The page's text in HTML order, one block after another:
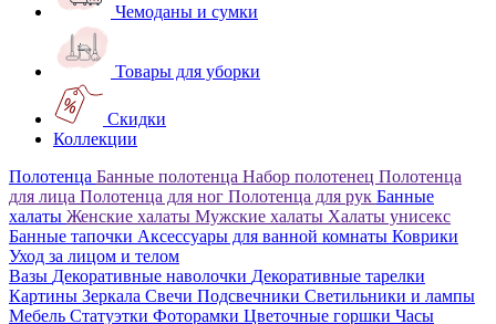
Чемоданы и сумки
Товары для уборки
Скидки
Коллекции
Полотенца Банные полотенца Набор полотенец Полотенца
для лица Полотенца для ног Полотенца для рук Банные
халаты Женские халаты Мужские халаты Халаты унисекс
Банные тапочки Аксессуары для ванной комнаты Коврики
Уход за лицом и телом
Вазы Декоративные наволочки Декоративные тарелки
Картины Зеркала Свечи Подсвечники Светильники и лампы
Мебель Статуэтки Фоторамки Цветочные горшки Часы